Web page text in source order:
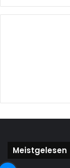
Meistgelesen